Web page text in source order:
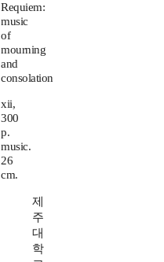
Requiem:
music
of
mourning
and
consolation
xii,
300
p.
music.
26
cm.
제
주
대
학